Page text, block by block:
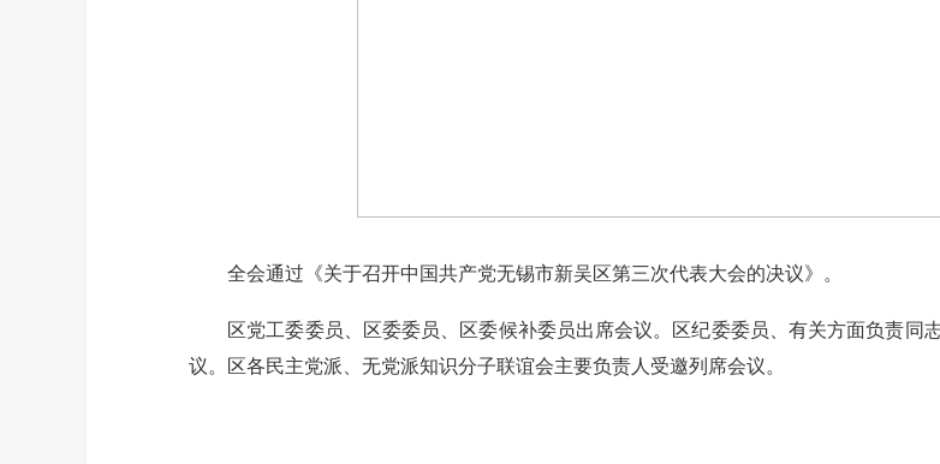
全会通过《关于召开中国共产党无锡市新吴区第三次代表大会的决议》。
区党工委委员、区委委员、区委候补委员出席会议。区纪委委员、有关方面负责同
议。区各民主党派、无党派知识分子联谊会主要负责人受邀列席会议。